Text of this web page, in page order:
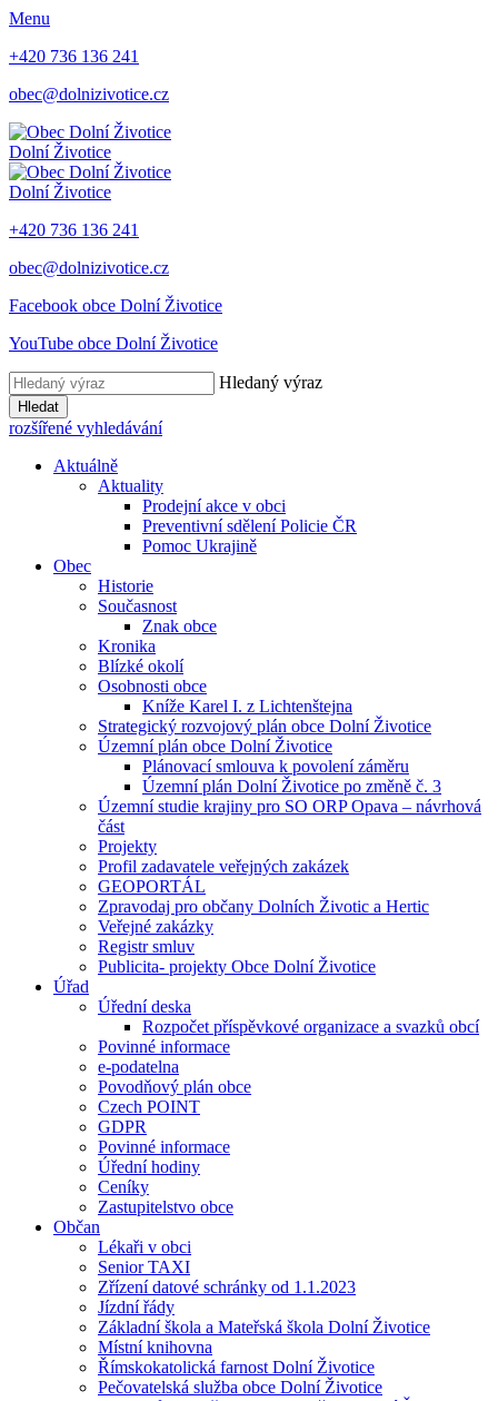
Menu
+420 736 136 241
obec@dolnizivotice.cz
Dolní Životice
Dolní Životice
+420 736 136 241
obec@dolnizivotice.cz
Facebook obce Dolní Životice
YouTube obce Dolní Životice
Hledaný výraz
Hledat
rozšířené vyhledávání
Aktuálně
Aktuality
Prodejní akce v obci
Preventivní sdělení Policie ČR
Pomoc Ukrajině
Obec
Historie
Současnost
Znak obce
Kronika
Blízké okolí
Osobnosti obce
Kníže Karel I. z Lichtenštejna
Strategický rozvojový plán obce Dolní Životice
Územní plán obce Dolní Životice
Plánovací smlouva k povolení záměru
Územní plán Dolní Životice po změně č. 3
Územní studie krajiny pro SO ORP Opava – návrhová
část
Projekty
Profil zadavatele veřejných zakázek
GEOPORTÁL
Zpravodaj pro občany Dolních Životic a Hertic
Veřejné zakázky
Registr smluv
Publicita- projekty Obce Dolní Životice
Úřad
Úřední deska
Rozpočet příspěvkové organizace a svazků obcí
Povinné informace
e-podatelna
Povodňový plán obce
Czech POINT
GDPR
Povinné informace
Úřední hodiny
Ceníky
Zastupitelstvo obce
Občan
Lékaři v obci
Senior TAXI
Zřízení datové schránky od 1.1.2023
Jízdní řády
Základní škola a Mateřská škola Dolní Životice
Místní knihovna
Římskokatolická farnost Dolní Životice
Pečovatelská služba obce Dolní Životice